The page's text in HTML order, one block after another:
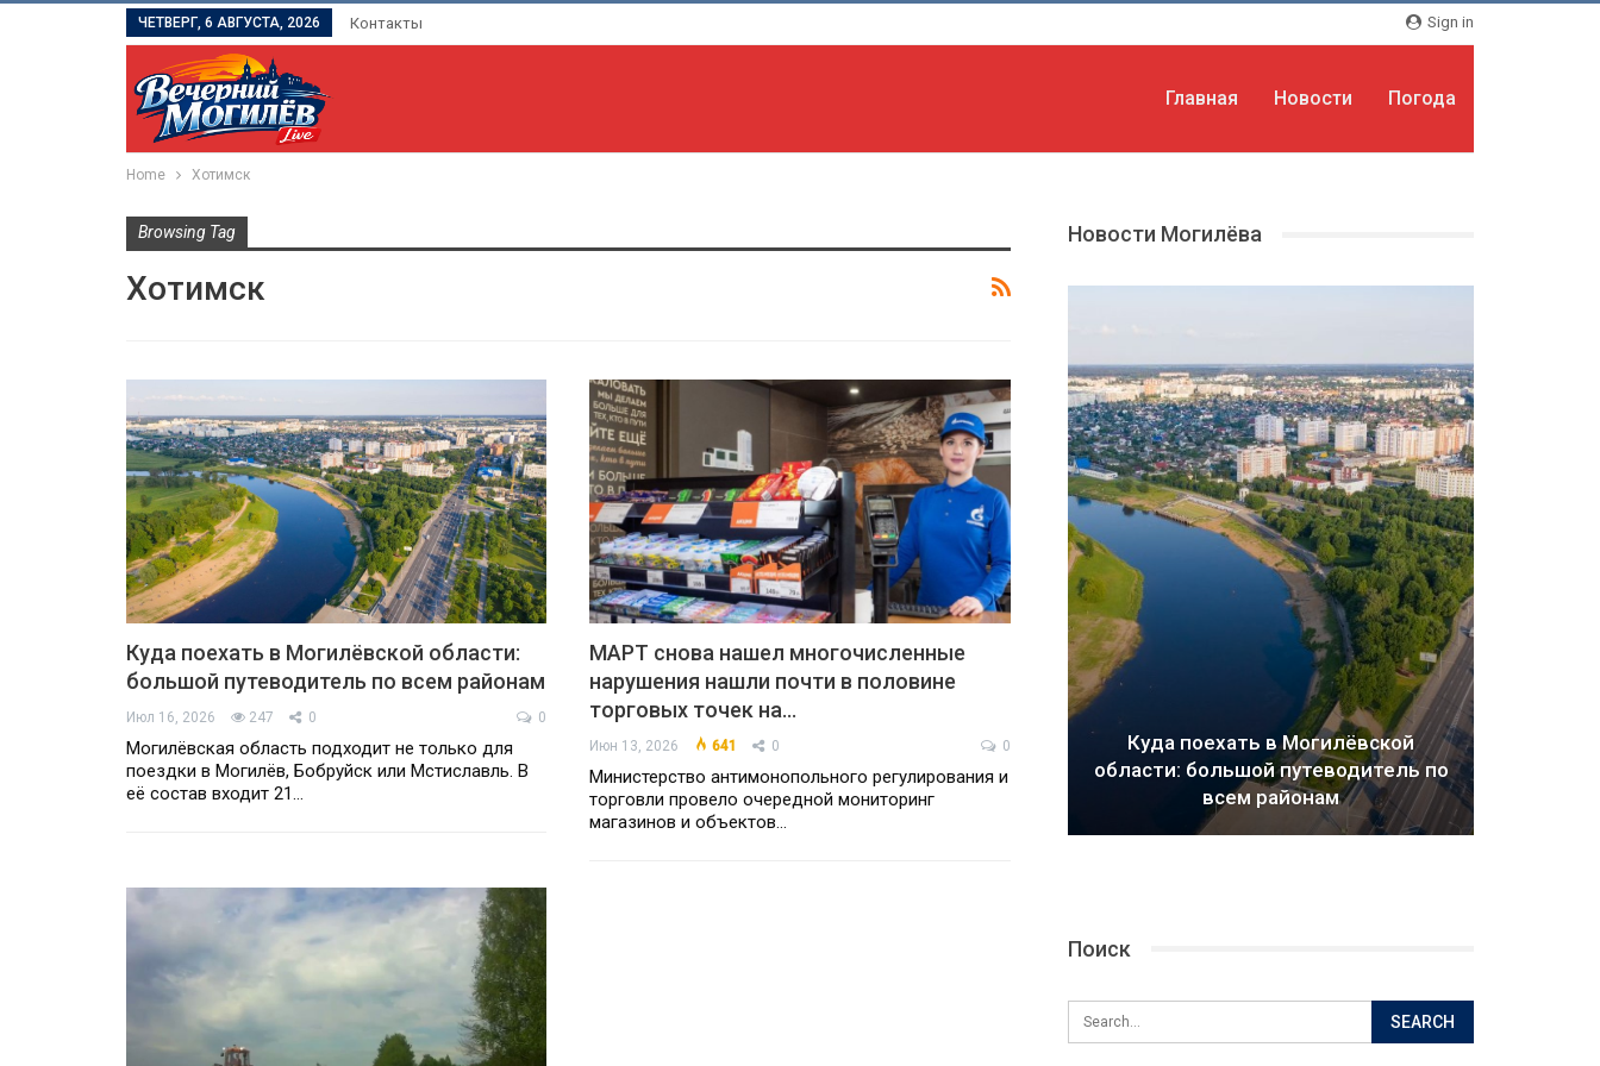
Sign in
ЧЕТВЕРГ, 6 АВГУСТА, 2026 Контакты
Главная Новости Погода
Home Хотимск
Browsing Tag
Хотимск
Куда поехать в Могилёвской области:
большой путеводитель по всем районам
Июл 16, 2026 247 0 0
Могилёвская область подходит не только для
поездки в Могилёв, Бобруйск или Мстиславль. В
её состав входит 21…
МАРТ снова нашел многочисленные
нарушения нашли почти в половине
торговых точек на…
Июн 13, 2026 641 0 0
Министерство антимонопольного регулирования и
торговли провело очередной мониторинг
магазинов и объектов…
Новости Могилёва
Куда поехать в Могилёвской
области: большой путеводитель по
всем районам
Поиск